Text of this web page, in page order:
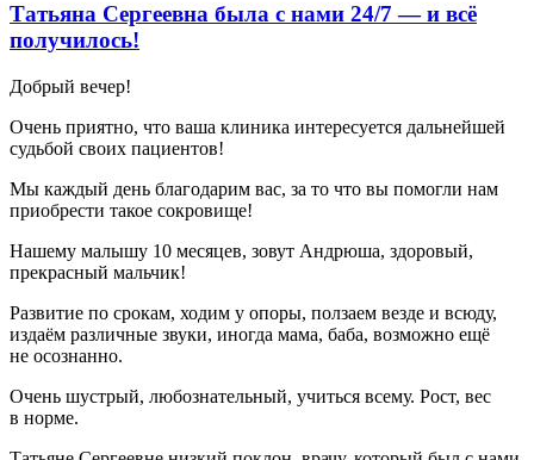
Татьяна Сергеевна была с нами 24/7 — и всё
получилось!
Добрый вечер!
Очень приятно, что ваша клиника интересуется дальнейшей
судьбой своих пациентов!
Мы каждый день благодарим вас, за то что вы помогли нам
приобрести такое сокровище!
Нашему малышу 10 месяцев, зовут Андрюша, здоровый,
прекрасный мальчик!
Развитие по срокам, ходим у опоры, ползаем везде и всюду,
издаём различные звуки, иногда мама, баба, возможно ещё
не осознанно.
Очень шустрый, любознательный, учиться всему. Рост, вес
в норме.